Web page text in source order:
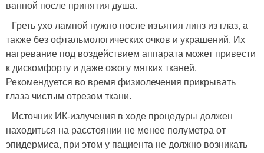
ванной после принятия душа.
Греть ухо лампой нужно после изъятия линз из глаз, а
также без офтальмологических очков и украшений. Их
нагревание под воздействием аппарата может привести
к дискомфорту и даже ожогу мягких тканей.
Рекомендуется во время физиолечения прикрывать
глаза чистым отрезом ткани.
Источник ИК-излучения в ходе процедуры должен
находиться на расстоянии не менее полуметра от
эпидермиса, при этом у пациента не должно возникать